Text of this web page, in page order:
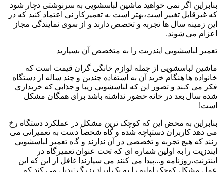
بنابراین اگر نمی خواهید ماشین لباسشویی به سرنوشتی دچار شود
که غیرقابل تغییر است،بهتر است به تعمیرکارانی اعتماد کنید که در
این زمینه سال ها تجربه و تخصص دارند و از سوی نمایندگی مجاز
اعزام می شوند.
تعمیر لباسشویی ایندزیت را به متخصص آن بسپارید
ماشین لباسشویی از جمله لوازم خانگی گران قیمت است که
خانواده ها هنگام خرید آن به استفاده چندین و چند ساله از دستگاه
فکر می کنند و تصور این که لباسشویی زیبا و جذابی که خریداری
شده سال بعد در خانه حضور نداشته باشد برای همگان مشکل
است!
بنابراین به محض این که کوچک ترین مشکل در عملکرد دستگاه رخ
می دهد کاربران دستپاچه شده و گاه شخصاً دست به تعمیراتی می
زنند که هیچ تجربه و تخصصی در آن ندارند و گاه تعمیر لباسشویی
ایندزیت را به اولین شماره ای که تحت عنوان تعمیرگاه در
اینترنت،روزنامه و...پیدا می کنند می سپارند! غافل از این که این
عمل مشکل کوچک اولیه را به یک ایراد بزرگ تبدیل می کند که